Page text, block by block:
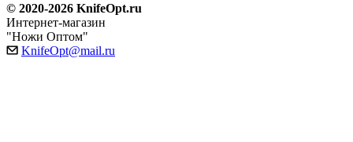
© 2020-2026 KnifeOpt.ru
Интернет-магазин
"Ножи Оптом"
KnifeOpt@mail.ru